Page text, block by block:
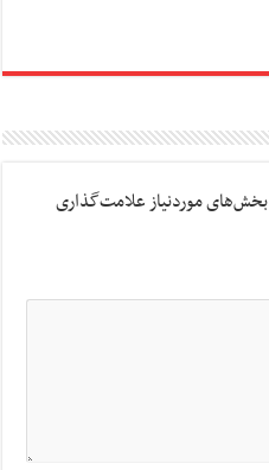
بخش‌های موردنیاز علامت‌گذاری